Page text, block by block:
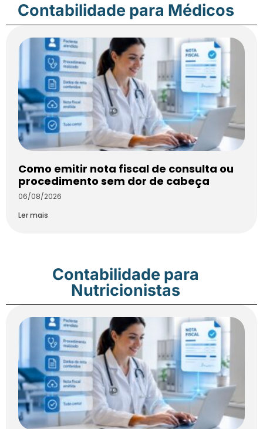
Contabilidade para Médicos
Como emitir nota fiscal de consulta ou
procedimento sem dor de cabeça
06/08/2026
Ler mais
Contabilidade para
Nutricionistas